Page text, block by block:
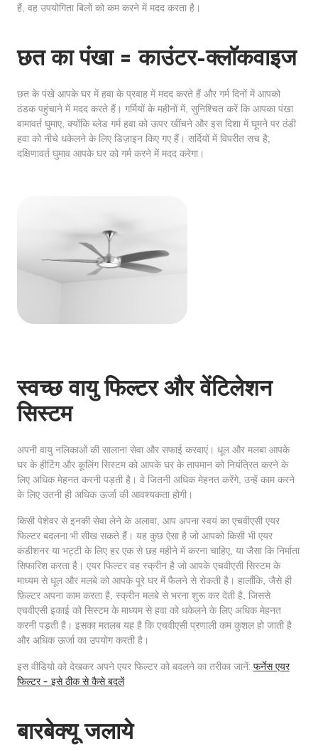
हैं, वह उपयोगिता बिलों को कम करने में मदद करता है।
छत का पंखा = काउंटर-क्लॉकवाइज
छत के पंखे आपके घर में हवा के प्रवाह में मदद करते हैं और गर्म दिनों में आपको
ठंडक पहुंचाने में मदद करते हैं। गर्मियों के महीनों में, सुनिश्चित करें कि आपका पंखा
वामावर्त घुमाए, क्योंकि ब्लेड गर्म हवा को ऊपर खींचने और इस दिशा में घूमने पर ठंडी
हवा को नीचे धकेलने के लिए डिज़ाइन किए गए हैं। सर्दियों में विपरीत सच है;
दक्षिणावर्त घुमाव आपके घर को गर्म करने में मदद करेगा।
स्वच्छ वायु फिल्टर और वेंटिलेशन
सिस्टम
अपनी वायु नलिकाओं की सालाना सेवा और सफाई करवाएं। धूल और मलबा आपके
घर के हीटिंग और कूलिंग सिस्टम को आपके घर के तापमान को नियंत्रित करने के
लिए अधिक मेहनत करनी पड़ती है। वे जितनी अधिक मेहनत करेंगे, उन्हें काम करने
के लिए उतनी ही अधिक ऊर्जा की आवश्यकता होगी।
किसी पेशेवर से इनकी सेवा लेने के अलावा, आप अपना स्वयं का एचवीएसी एयर
फिल्टर बदलना भी सीख सकते हैं। यह कुछ ऐसा है जो आपको किसी भी एयर
कंडीशनर या भट्टी के लिए हर एक से छह महीने में करना चाहिए, या जैसा कि निर्माता
सिफारिश करता है। एयर फिल्टर वह स्क्रीन है जो आपके एचवीएसी सिस्टम के
माध्यम से धूल और मलबे को आपके पूरे घर में फैलने से रोकती है। हालाँकि, जैसे ही
फ़िल्टर अपना काम करता है, स्क्रीन मलबे से भरना शुरू कर देती है, जिससे
एचवीएसी इकाई को सिस्टम के माध्यम से हवा को धकेलने के लिए अधिक मेहनत
करनी पड़ती है। इसका मतलब यह है कि एचवीएसी प्रणाली कम कुशल हो जाती है
और अधिक ऊर्जा का उपयोग करती है।
इस वीडियो को देखकर अपने एयर फिल्टर को बदलने का तरीका जानें: फर्नेस एयर
फिल्टर - इसे ठीक से कैसे बदलें
बारबेक्यू जलाये